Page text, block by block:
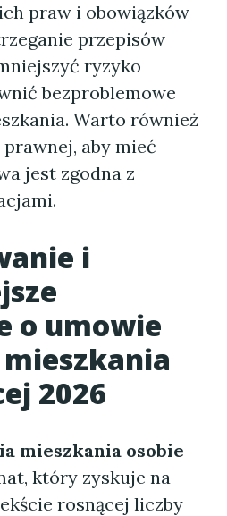
praw i obowiązków
przepisów
ryzyko
bezproblemowe
Warto również
aby mieć
jest zgodna z
i
o umowie
2026
mieszkania osobie
który zyskuje na
rosnącej liczby